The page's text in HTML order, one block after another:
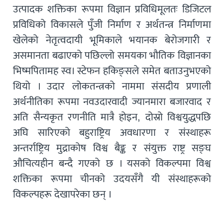
उत्पादक शक्तिका रूपमा विज्ञान प्रविधिमूलतः डिजिटल
प्रविधिको विकासले पुँजी निर्माण र अर्थतन्त्र निर्माणमा
खेलेको नेतृत्वदायी भूमिकाले भयानक बेरोजगारी र
असमानता बढाएको पछिल्लो समयका भौतिक विज्ञानका
भिष्मपितामह स्व। स्टेफन हकिङ्सले समेत बताउनुभएको
थियो । उदार लोकतन्त्रको नाममा संसदीय प्रणाली
अर्थनीतिका रूपमा नवउदारवादी ज्यानमारा बजारवाद र
अति सैन्यकृत रणनीति मात्रै होइन, दोस्रो विश्वयुद्धपछि
अघि सारिएको बहुराष्ट्रिय अवधारणा र संस्थाहरू
अन्तर्राष्ट्रिय मुद्राकोष विश्व बैङ्क र संयुक्त राष्ट्र सङ्घ
औचित्यहीन बन्दै गएको छ । यसको विकल्पमा विश्व
शक्तिका रूपमा चीनको उदयसँगै यी संस्थाहरूको
विकल्पहरू देखापरेका छन् ।